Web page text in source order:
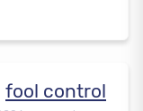
fool control